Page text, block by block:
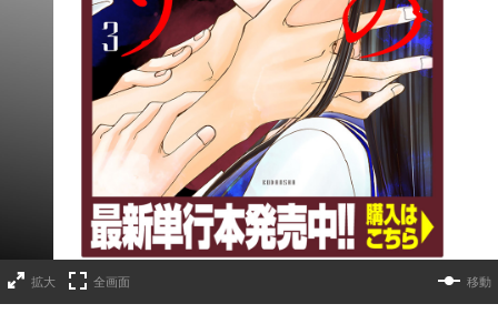
詳細ページへのリンク
拡大 全画面 移動